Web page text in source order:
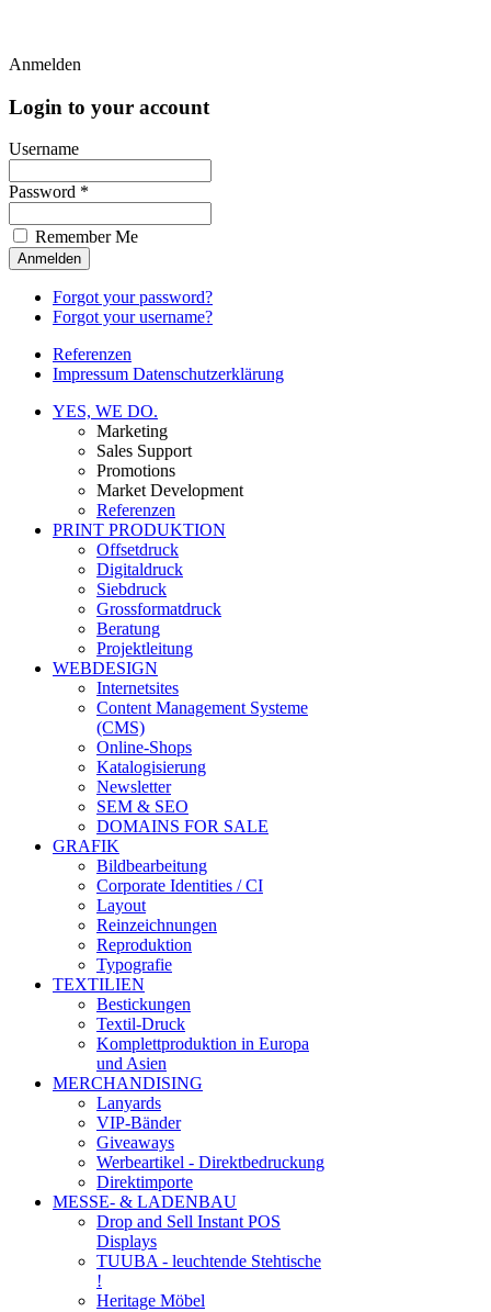
Anmelden
Login to your account
Username
Password *
Remember Me
Forgot your password?
Forgot your username?
Referenzen
Impressum Datenschutzerklärung
YES, WE DO.
Marketing
Sales Support
Promotions
Market Development
Referenzen
PRINT PRODUKTION
Offsetdruck
Digitaldruck
Siebdruck
Grossformatdruck
Beratung
Projektleitung
WEBDESIGN
Internetsites
Content Management Systeme
(CMS)
Online-Shops
Katalogisierung
Newsletter
SEM & SEO
DOMAINS FOR SALE
GRAFIK
Bildbearbeitung
Corporate Identities / CI
Layout
Reinzeichnungen
Reproduktion
Typografie
TEXTILIEN
Bestickungen
Textil-Druck
Komplettproduktion in Europa
und Asien
MERCHANDISING
Lanyards
VIP-Bänder
Giveaways
Werbeartikel - Direktbedruckung
Direktimporte
MESSE- & LADENBAU
Drop and Sell Instant POS
Displays
TUUBA - leuchtende Stehtische
!
Heritage Möbel